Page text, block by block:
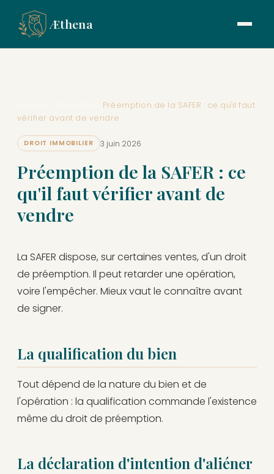
Æthena
Préemption de la SAFER : ce qu'il faut
vérifier avant de vendre
DROIT IMMOBILIER 3 juin 2026
Préemption de la SAFER : ce
qu'il faut vérifier avant de
vendre
La SAFER dispose, sur certaines ventes, d'un droit
de préemption. Il peut retarder une opération,
voire l'empêcher. Mieux vaut le connaître avant
de signer.
La qualification du bien
Tout dépend de la nature du bien et de
l'opération : la qualification commande l'existence
même du droit de préemption.
La déclaration d'intention d'aliéner